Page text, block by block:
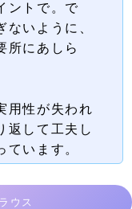
ントで。で
ないように、
所にあしら
用性が失われ
返して工夫し
ています。
ウス